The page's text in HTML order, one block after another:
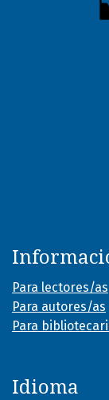
Para lectores/as
Para autores/as
Para
Idioma